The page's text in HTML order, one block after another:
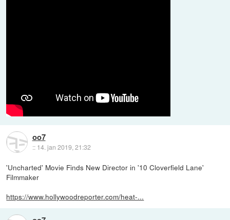
oo7
:: 14. jan 2019, 21:32
'Uncharted' Movie Finds New Director in '10 Cloverfield Lane'
Filmmaker
https://www.hollywoodreporter.com/heat-...